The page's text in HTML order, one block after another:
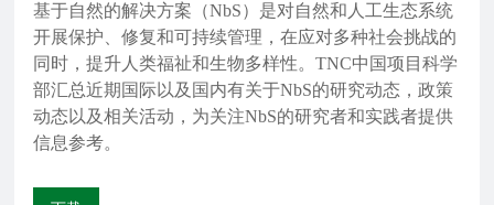
基于自然的解决方案（NbS）是对自然和人工生态系统
开展保护、修复和可持续管理，在应对多种社会挑战的
同时，提升人类福祉和生物多样性。TNC中国项目科学
部汇总近期国际以及国内有关于NbS的研究动态，政策
动态以及相关活动，为关注NbS的研究者和实践者提供
信息参考。